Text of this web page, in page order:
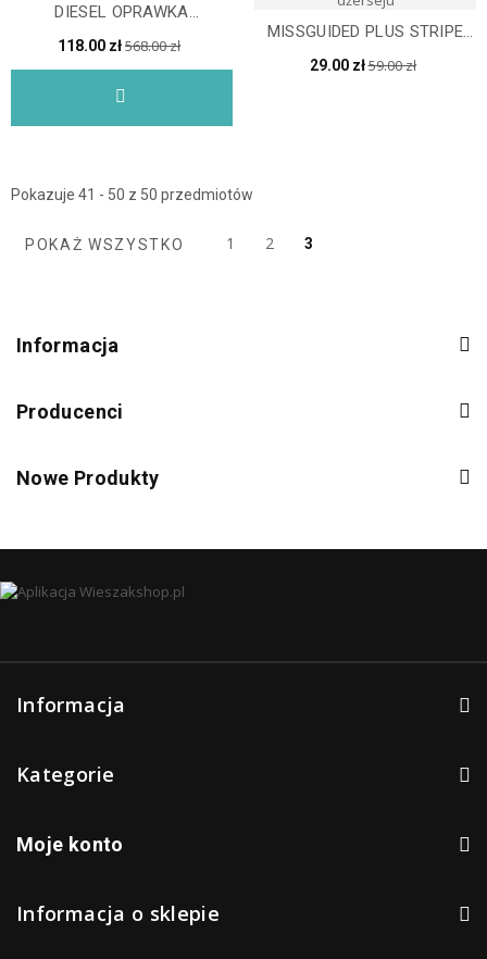
DIESEL OPRAWKA
OPTYCZNA DL5342-D 001 49
118.00 zł568.00 zł
MISSGUIDED PLUS STRIPE
LONG SLEEVE DRESS -...
29.00 zł59.00 zł
Pokazuje 41 - 50 z 50 przedmiotów
POKAŻ WSZYSTKO 1 2 3
Informacja
Producenci
Nowe Produkty
Informacja
Kategorie
Moje konto
Informacja o sklepie